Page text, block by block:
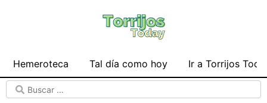
Hemeroteca Tal día como hoy Ir a Torrijos